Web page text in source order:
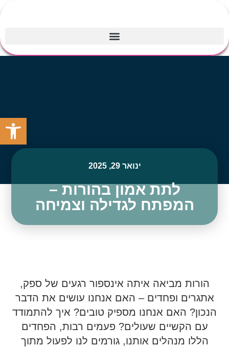
ינואר 29, 2025
לתת אמון בהורות –
המפתח לגדילה וצמיחה
הורות מביאה איתה אינספור רגעים של ספק,
אתגרים ופחדים – האם אנחנו עושים את הדבר
הנכון? האם אנחנו מספיק טובים? איך להתמודד
עם הקשיים שעולים? פעמים רבות, הפחדים
הללו מנהלים אותנו, גורמים לנו לפעול מתוך
פתח